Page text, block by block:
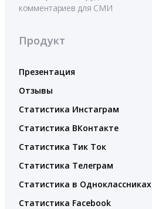
комментариев для СМИ
Продукт
Презентация
Отзывы
Статистика Инстаграм
Статистика ВКонтакте
Статистика Тик Ток
Статистика Телеграм
Статистика в Одноклассниках
Статистика Facebook